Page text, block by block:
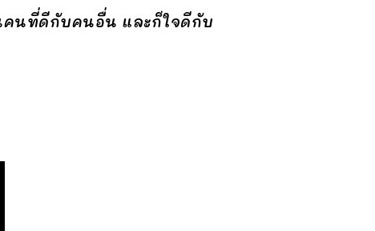
คนที่ดีกับคนอื่น และก็ใจดีกับ